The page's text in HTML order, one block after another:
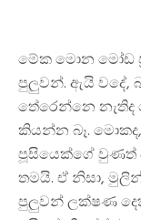
මේක මොන මෝඩ
පුලුවන්. ඇයි වදේ,
තේරෙන්නෙ නැතිද
කියන්න බෑ.
පූසියෙක්ගේ
තමයි. ඒ නිසා,
පුලුවන් ලක්ෂණ